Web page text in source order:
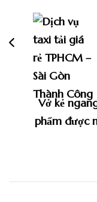
hướng
viết
Vở kẻ
phẩm được